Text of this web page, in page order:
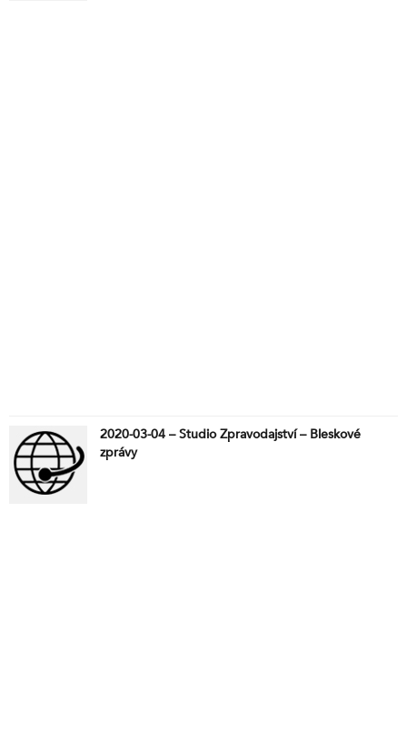
2020-03-04 – Studio Zpravodajství – Bleskové
zprávy